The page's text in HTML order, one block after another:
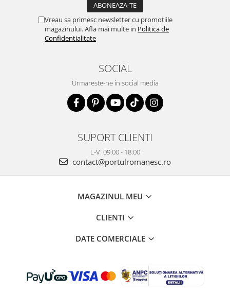
Vreau sa primesc newsletter cu promotiile
magazinului. Afla mai multe in Politica de
Confidentialitate
SOCIAL
Urmareste-ne in social media
SUPORT CLIENTI
L-V: 09:00 - 18:00
contact@portulromanesc.ro
MAGAZINUL MEU
CLIENTI
DATE COMERCIALE